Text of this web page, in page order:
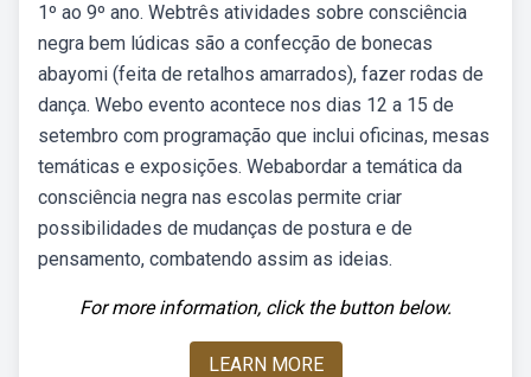
1º ao 9º ano. Webtrês atividades sobre consciência
negra bem lúdicas são a confecção de bonecas
abayomi (feita de retalhos amarrados), fazer rodas de
dança. Webo evento acontece nos dias 12 a 15 de
setembro com programação que inclui oficinas, mesas
temáticas e exposições. Webabordar a temática da
consciência negra nas escolas permite criar
possibilidades de mudanças de postura e de
pensamento, combatendo assim as ideias.
For more information, click the button below.
LEARN MORE